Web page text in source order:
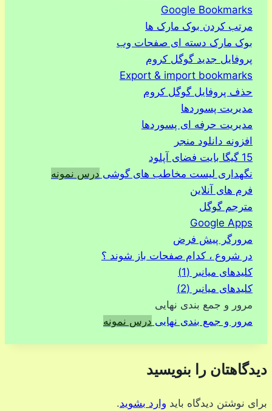
Google Bookmarks
مرتب کردن بوک مارک ها
بوک مارک دسته ای صفحات وب
پروفایل جدید گوگل کروم
Export & import bookmarks
حذف پروفایل گوگل کروم
مدیریت پسوردها
مدیریت حرفه ای پسوردها
افزونه دانلود منجر
15 گیگا بایت فضای آپلود
نگهداری لیست مخاطب های گوشی درس نمونه
فرم های آنلاین
مترجم گوگل
Google Apps
مرورگر پیش فرض
در شروع ، کدام صفحات باز شوند ؟
کلیدهای میانبر (1)
کلیدهای میانبر (2)
مرور و جمع بندی نهایی
مرور و جمع بندی نهایی درس نمونه
دیدگاهتان را بنویسید
برای نوشتن دیدگاه باید وارد بشوید.